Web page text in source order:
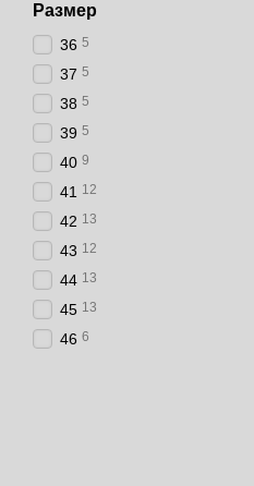
Размер
36 5
37 5
38 5
39 5
40 9
41 12
42 13
43 12
44 13
45 13
46 6